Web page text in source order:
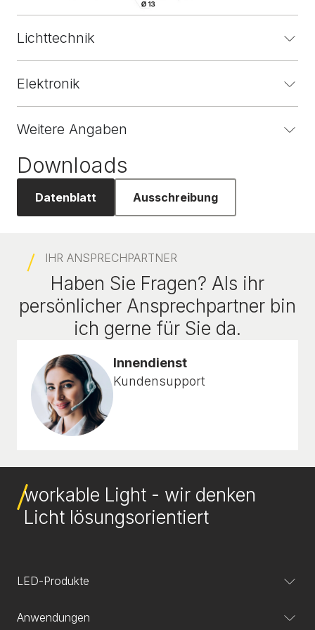
Lichttechnik
Elektronik
Weitere Angaben
Downloads
Datenblatt Ausschreibung
IHR ANSPRECHPARTNER
Haben Sie Fragen? Als ihr
persönlicher Ansprechpartner bin
ich gerne für Sie da.
Innendienst
Kundensupport
workable Light - wir denken
Licht lösungsorientiert
LED-Produkte
Anwendungen